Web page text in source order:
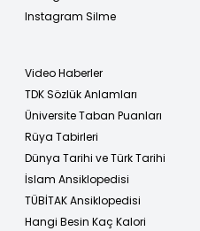
Instagram Silme
Video Haberler
TDK Sözlük Anlamları
Üniversite Taban Puanları
Rüya Tabirleri
Dünya Tarihi ve Türk Tarihi
İslam Ansiklopedisi
TÜBİTAK Ansiklopedisi
Hangi Besin Kaç Kalori